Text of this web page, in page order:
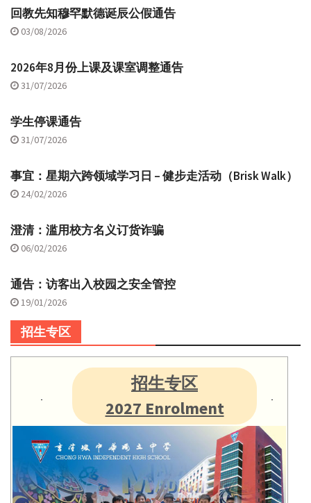
回教先知穆罕默德诞辰公假通告
03/08/2026
2026年8月份上课及课室调整通告
31/07/2026
学生停课通告
31/07/2026
事宜：星期六跨领域学习日 – 健步走活动（Brisk Walk）
24/02/2026
澄清：滥用校方名义订货诈骗
06/02/2026
通告：访客出入校园之安全管控
19/01/2026
招生专区
招生专区
2027 Enrolment